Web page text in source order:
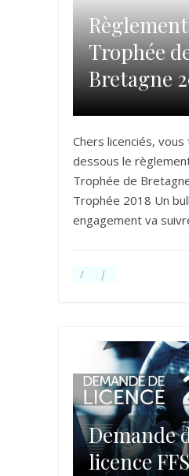
Trophée
Bretagne
Chers licenciés,
dessous le
Trophée de
Trophée 2018 Un
engagement va
Demande
licence